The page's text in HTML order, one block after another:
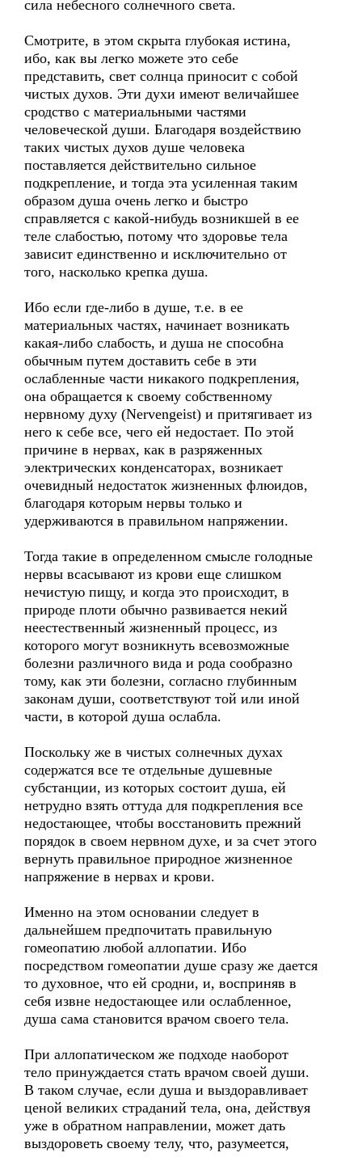
сила небесного солнечного света.
Смотрите, в этом скрыта глубокая истина,
ибо, как вы легко можете это себе
представить, свет солнца приносит с собой
чистых духов. Эти духи имеют величайшее
сродство с материальными частями
человеческой души. Благодаря воздействию
таких чистых духов душе человека
поставляется действительно сильное
подкрепление, и тогда эта усиленная таким
образом душа очень легко и быстро
справляется с какой-нибудь возникшей в ее
теле слабостью, потому что здоровье тела
зависит единственно и исключительно от
того, насколько крепка душа.
Ибо если где-либо в душе, т.е. в ее
материальных частях, начинает возникать
какая-либо слабость, и душа не способна
обычным путем доставить себе в эти
ослабленные части никакого подкрепления,
она обращается к своему собственному
нервному духу (Nervengeist) и притягивает из
него к себе все, чего ей недостает. По этой
причине в нервах, как в разряженных
электрических конденсаторах, возникает
очевидный недостаток жизненных флюидов,
благодаря которым нервы только и
удерживаются в правильном напряжении.
Тогда такие в определенном смысле голодные
нервы всасывают из крови еще слишком
нечистую пищу, и когда это происходит, в
природе плоти обычно развивается некий
неестественный жизненный процесс, из
которого могут возникнуть всевозможные
болезни различного вида и рода сообразно
тому, как эти болезни, согласно глубинным
законам души, соответствуют той или иной
части, в которой душа ослабла.
Поскольку же в чистых солнечных духах
содержатся все те отдельные душевные
субстанции, из которых состоит душа, ей
нетрудно взять оттуда для подкрепления все
недостающее, чтобы восстановить прежний
порядок в своем нервном духе, и за счет этого
вернуть правильное природное жизненное
напряжение в нервах и крови.
Именно на этом основании следует в
дальнейшем предпочитать правильную
гомеопатию любой аллопатии. Ибо
посредством гомеопатии душе сразу же дается
то духовное, что ей сродни, и, восприняв в
себя извне недостающее или ослабленное,
душа сама становится врачом своего тела.
При аллопатическом же подходе наоборот
тело принуждается стать врачом своей души.
В таком случае, если душа и выздоравливает
ценой великих страданий тела, она, действуя
уже в обратном направлении, может дать
выздороветь своему телу, что, разумеется,